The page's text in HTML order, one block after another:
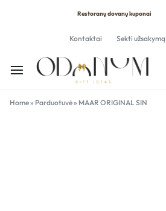
Restoranų dovanų kuponai
Kontaktai Sekti užsakymą
Home» Parduotuvė» MAAR ORIGINAL SIN